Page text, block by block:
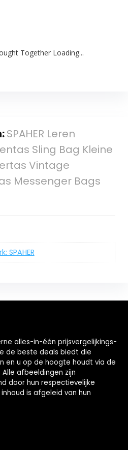
Together Loading...
SPAHER Leren
Sling Bag Kleine
Vintage
Messenger Bags
SPAHER
alles-in-één prijsvergelijkings-
de beste deals biedt die
en u op de hoogte houdt via de
afbeeldingen zijn
door hun respectievelijke
is afgeleid van hun